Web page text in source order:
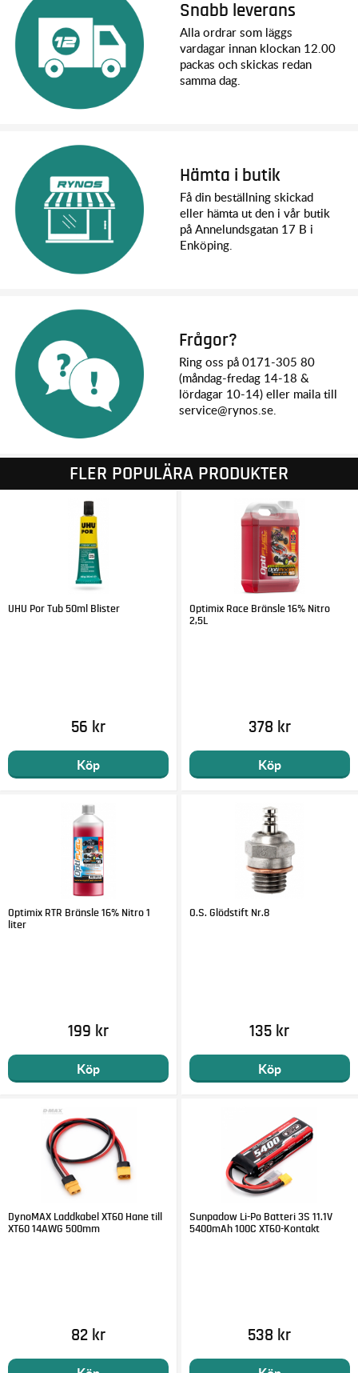
Snabb leverans
Alla ordrar som läggs
vardagar innan klockan 12.00
packas och skickas redan
samma dag.
Hämta i butik
Få din beställning skickad
eller hämta ut den i vår butik
på Annelundsgatan 17 B i
Enköping.
Frågor?
Ring oss på 0171-305 80
(måndag-fredag 14-18 &
lördagar 10-14) eller maila till
service@rynos.se.
FLER POPULÄRA PRODUKTER
UHU Por Tub 50ml Blister
56 kr
Köp
Optimix Race Bränsle 16% Nitro
2,5L
378 kr
Köp
Optimix RTR Bränsle 16% Nitro 1
liter
199 kr
Köp
O.S. Glödstift Nr.8
135 kr
Köp
DynoMAX Laddkabel XT60 Hane till
XT60 14AWG 500mm
82 kr
Sunpadow Li-Po Batteri 3S 11.1V
5400mAh 100C XT60-Kontakt
538 kr